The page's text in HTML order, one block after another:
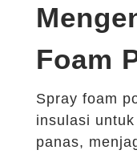
Foam
Spray foam
insulasi
panas,